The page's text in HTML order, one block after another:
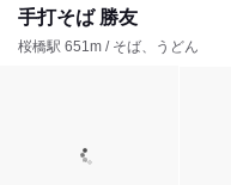
手打そば 勝友
桜橋駅 651m / そば、うどん